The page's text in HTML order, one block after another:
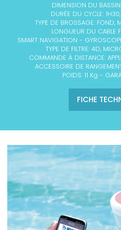
DIMENSION DU
DURÉE DU CYCLE: 1H30,
TYPE DE BROSSAGE: FOND,
LONGUEUR DU CABLE
SMART NAVIGATION -
TYPE DE FILTRE: 4D,
COMMANDE À DISTANCE:
ACCESSOIRE DE
POIDS: 11 Kg -
FICHE